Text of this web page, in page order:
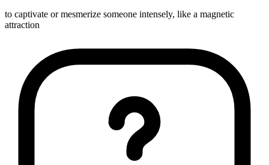
to captivate or mesmerize someone intensely, like a magnetic
attraction